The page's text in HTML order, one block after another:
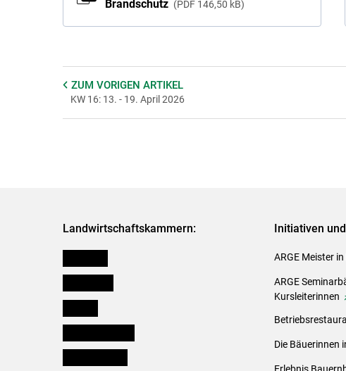
Brandschutz
PDF 146,50 kB
ZUM VORIGEN ARTIKEL
KW 16: 13. - 19. April 2026
Landwirtschaftskammern: Initiativen
ARGE Meister in
ARGE
Kursleiterinnen
Die Bäuerinnen